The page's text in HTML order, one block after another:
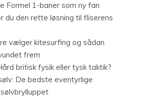
Formel 1-baner som ny fan
du den rette løsning til fliserens
vælger kitesurfing og sådan
frem
britisk fysik eller tysk taktik?
De bedste eventyrlige